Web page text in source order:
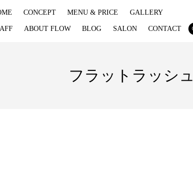
CONCEPT MENU & PRICE GALLERY
ABOUT FLOW BLOG SALON CONTACT
フラットラッシュ